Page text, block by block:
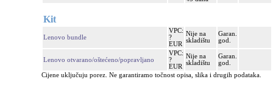
Kit
Lenovo bundle
VPC:
?
EUR
Nije na
skladištu
Garan.
god.
Lenovo otvarano/oštećeno/popravljano
VPC:
?
EUR
Nije na
skladištu
Garan.
god.
Cijene uključuju porez. Ne garantiramo točnost opisa, slika i drugih podataka.